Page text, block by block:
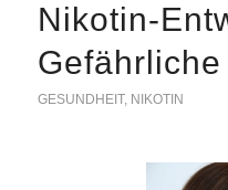
Nikotin-
GESUNDHEIT, NIKOTIN